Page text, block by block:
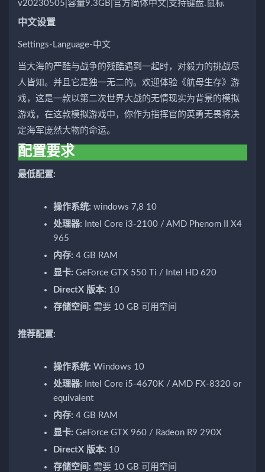
v20230505|容量9.3GB|官方简体中文|支持键盘.鼠标
中文设置
Settings-Language-中文
当大海的严酷与战争的残酷遇到一起时，对毅力的挑战尽
人皆知。并且它是独一无二的。欢迎体验《航母生存》游
戏，这是一款以第二次世界大战的无情现实为背景的模拟
游戏，在这款模拟游戏中，你作为指挥官的英勇无畏将决
定海军庞然大物的命运。
配置要求
最低配置:
操作系统: windows 7,8 10
处理器: Intel Core i3-2100 / AMD Phenom II X4
965
内存: 4 GB RAM
显卡: GeForce GTX 550 Ti / Intel HD 620
DirectX 版本: 10
存储空间: 需要 10 GB 可用空间
推荐配置:
操作系统: Windows 10
处理器: Intel Core i5-4670K / AMD FX-8320 or
equivalent
内存: 4 GB RAM
显卡: GeForce GTX 960 / Radeon R9 290X
DirectX 版本: 10
存储空间: 需要 10 GB 可用空间